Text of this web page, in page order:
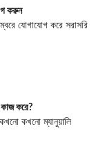
করুন
যোগাযোগ করে সরাসরি
কাজ করে?
কখনো ম্যানুয়ালি